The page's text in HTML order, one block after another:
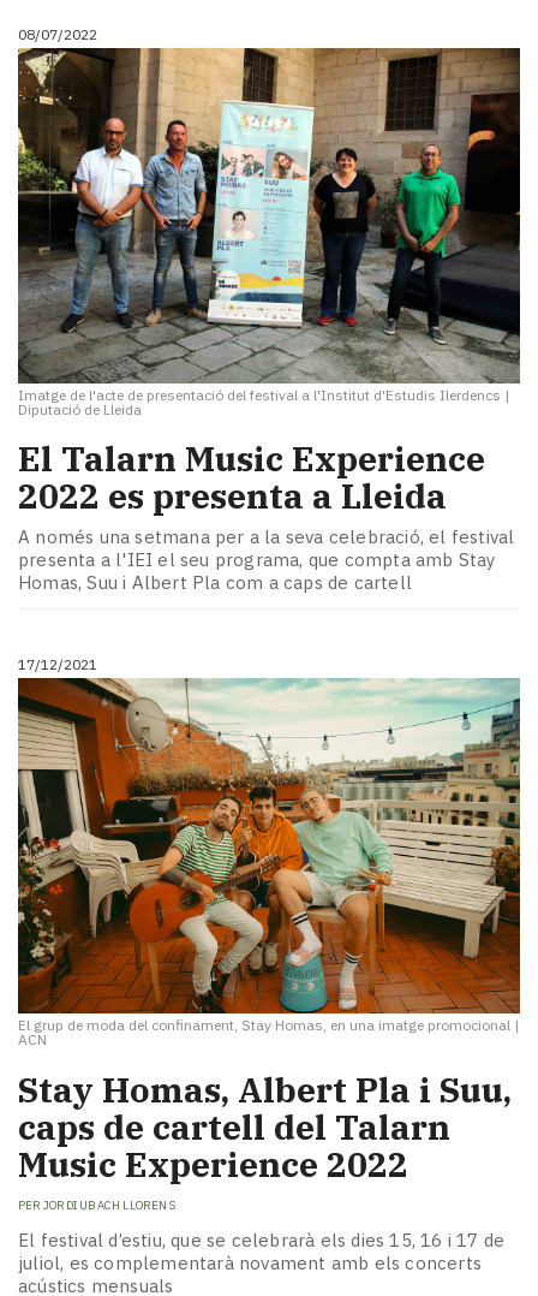
08/07/2022
Imatge de l'acte de presentació del festival a l'Institut d'Estudis Ilerdencs |
Diputació de Lleida
El Talarn Music Experience
2022 es presenta a Lleida
A només una setmana per a la seva celebració, el festival
presenta a l'IEI el seu programa, que compta amb Stay
Homas, Suu i Albert Pla com a caps de cartell
17/12/2021
El grup de moda del confinament, Stay Homas, en una imatge promocional |
ACN
Stay Homas, Albert Pla i Suu,
caps de cartell del Talarn
Music Experience 2022
PER JORDI UBACH LLORENS
El festival d’estiu, que se celebrarà els dies 15, 16 i 17 de
juliol, es complementarà novament amb els concerts
acústics mensuals